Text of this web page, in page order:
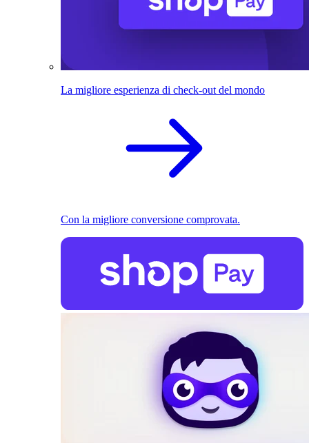
La migliore esperienza di check-out del mondo
Con la migliore conversione comprovata.